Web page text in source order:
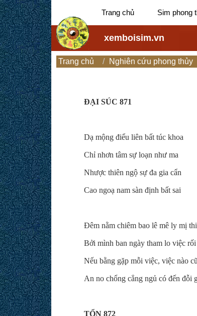
Trang chủ Sim phong
xemboisim.vn
Trang chủ Nghiên cứu phong thủy
ĐẠI SÚC 871
Dạ mộng điểu liên bất túc khoa
Chỉ nhơn tâm sự loạn như ma
Nhược thiên ngộ sự đa gia cẩn
Cao ngoạ nam sàn định bất sai
Đêm nằm chiêm bao lê mê ly mị
Bởi mình ban ngày tham lo việc
Nếu bằng gặp mỗi việc, việc nào
An no chổng cẳng ngủ có đến đỗi
TỔN 872